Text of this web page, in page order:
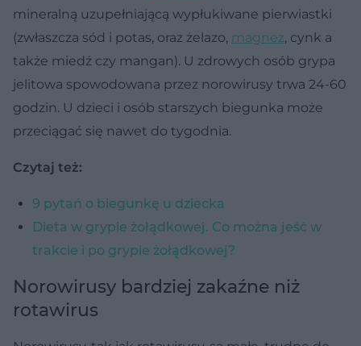
mineralną uzupełniającą wypłukiwane pierwiastki
(zwłaszcza sód i potas, oraz żelazo, magnez, cynk a
także miedź czy mangan). U zdrowych osób grypa
jelitowa spowodowana przez norowirusy trwa 24-60
godzin. U dzieci i osób starszych biegunka może
przeciągać się nawet do tygodnia.
Czytaj też:
9 pytań o biegunkę u dziecka
Dieta w grypie żołądkowej. Co można jeść w
trakcie i po grypie żołądkowej?
Norowirusy bardziej zakaźne niż
rotawirus